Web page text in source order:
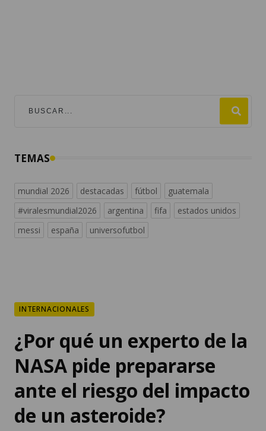
mundial 2026
messi
españa universofutbol
¿Por qué un experto de la
NASA pide prepararse
ante el riesgo del impacto
de un asteroide?
En abril de 2029, el asteroide Apophis,